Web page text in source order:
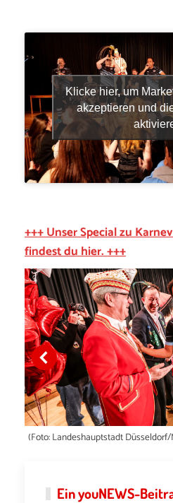
Klicke hier, um
akzeptieren und
+++ Unser Special zu
findest du hier. +++
(Foto: Landeshauptstadt
EinyouNEWS-